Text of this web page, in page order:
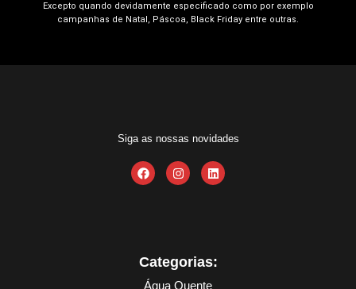
Excepto quando devidamente especificado como por exemplo
campanhas de Natal, Páscoa, Black Friday entre outras.
Siga as nossas novidades
Categorias:
Água Quente